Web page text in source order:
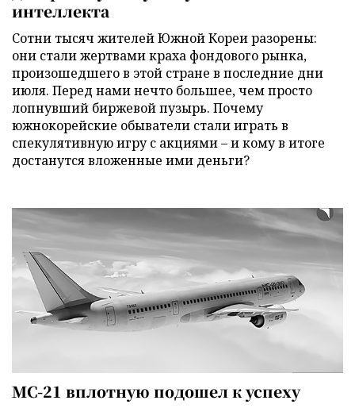
интеллекта
Сотни тысяч жителей Южной Кореи разорены:
они стали жертвами краха фондового рынка,
произошедшего в этой стране в последние дни
июля. Перед нами нечто большее, чем просто
лопнувший биржевой пузырь. Почему
южнокорейские обыватели стали играть в
спекулятивную игру с акциями – и кому в итоге
достанутся вложенные ими деньги?
МС-21 вплотную подошел к успеху